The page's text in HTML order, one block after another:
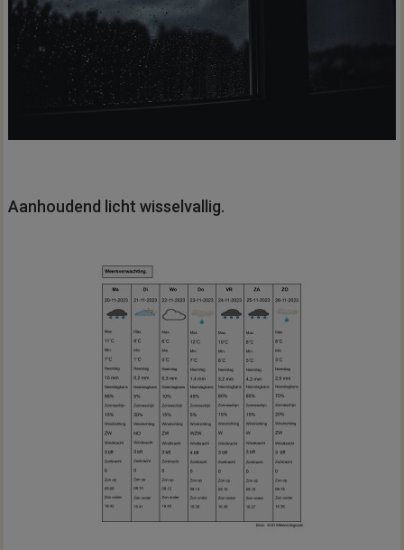
Aanhoudend licht wisselvallig.